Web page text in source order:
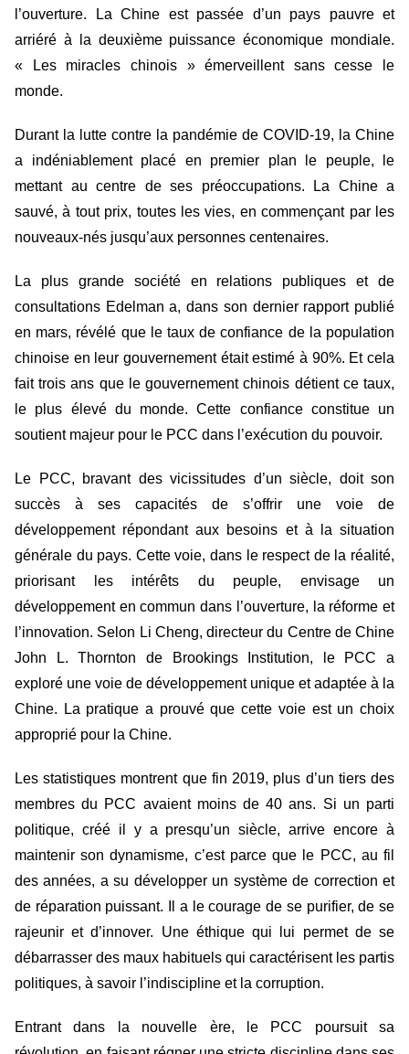
l’ouverture. La Chine est passée d’un pays pauvre et
arriéré à la deuxième puissance économique mondiale.
« Les miracles chinois » émerveillent sans cesse le
monde.
Durant la lutte contre la pandémie de COVID-19, la Chine
a indéniablement placé en premier plan le peuple, le
mettant au centre de ses préoccupations. La Chine a
sauvé, à tout prix, toutes les vies, en commençant par les
nouveaux-nés jusqu’aux personnes centenaires.
La plus grande société en relations publiques et de
consultations Edelman a, dans son dernier rapport publié
en mars, révélé que le taux de confiance de la population
chinoise en leur gouvernement était estimé à 90%. Et cela
fait trois ans que le gouvernement chinois détient ce taux,
le plus élevé du monde. Cette confiance constitue un
soutient majeur pour le PCC dans l’exécution du pouvoir.
Le PCC, bravant des vicissitudes d’un siècle, doit son
succès à ses capacités de s’offrir une voie de
développement répondant aux besoins et à la situation
générale du pays. Cette voie, dans le respect de la réalité,
priorisant les intérêts du peuple, envisage un
développement en commun dans l’ouverture, la réforme et
l’innovation. Selon Li Cheng, directeur du Centre de Chine
John L. Thornton de Brookings Institution, le PCC a
exploré une voie de développement unique et adaptée à la
Chine. La pratique a prouvé que cette voie est un choix
approprié pour la Chine.
Les statistiques montrent que fin 2019, plus d’un tiers des
membres du PCC avaient moins de 40 ans. Si un parti
politique, créé il y a presqu’un siècle, arrive encore à
maintenir son dynamisme, c’est parce que le PCC, au fil
des années, a su développer un système de correction et
de réparation puissant. Il a le courage de se purifier, de se
rajeunir et d’innover. Une éthique qui lui permet de se
débarrasser des maux habituels qui caractérisent les partis
politiques, à savoir l’indiscipline et la corruption.
Entrant dans la nouvelle ère, le PCC poursuit sa